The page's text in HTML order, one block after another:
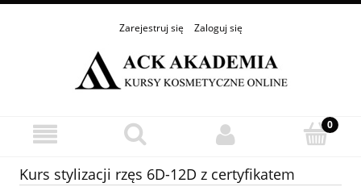
Zarejestruj się Zaloguj się
Kurs stylizacji rzęs 6D-12D z certyfikatem